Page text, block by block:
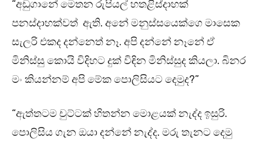
“අඩුගානේ මෙතන රුපියල් හතළිස්දාහක්
පනස්දාහක්වත් ඇති. අනේ මනුස්සයෙක්ගෙ මාසෙක
සැලරි එකද දන්නෙත් නෑ. අපි දන්නේ නෑනේ ඒ
මිනිස්සු කොයි විදිහට දුක් විඳින මිනිස්සුද කියලා. බිනර
මං කියන්නම් අපි මේක පොලිසියට දෙමුද?”
“ඇත්තටම චුට්ටක් හිතන්න මොළයක් නැද්ද ඉසුරි.
පොලිසිය ගැන ඔයා දන්නේ නැද්ද. මරු තැනට දෙමු